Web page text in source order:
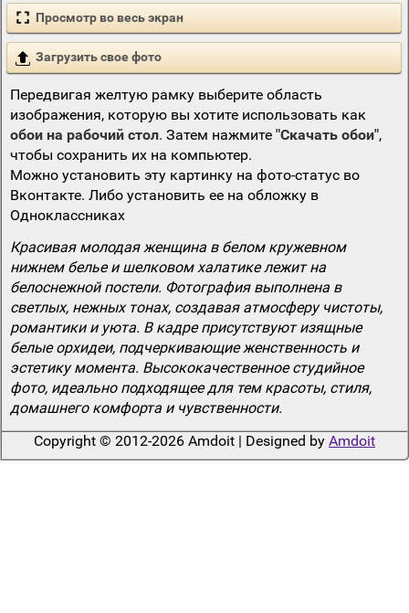
Просмотр во весь экран
Загрузить свое фото
Передвигая желтую рамку выберите область
изображения, которую вы хотите использовать как
обои на рабочий стол. Затем нажмите "Скачать обои",
чтобы сохранить их на компьютер.
Можно установить эту картинку на фото-статус во
Вконтакте. Либо установить ее на обложку в
Одноклассниках
Красивая молодая женщина в белом кружевном
нижнем белье и шелковом халатике лежит на
белоснежной постели. Фотография выполнена в
светлых, нежных тонах, создавая атмосферу чистоты,
романтики и уюта. В кадре присутствуют изящные
белые орхидеи, подчеркивающие женственность и
эстетику момента. Высококачественное студийное
фото, идеально подходящее для тем красоты, стиля,
домашнего комфорта и чувственности.
Copyright © 2012-2026 Amdoit | Designed by Amdoit